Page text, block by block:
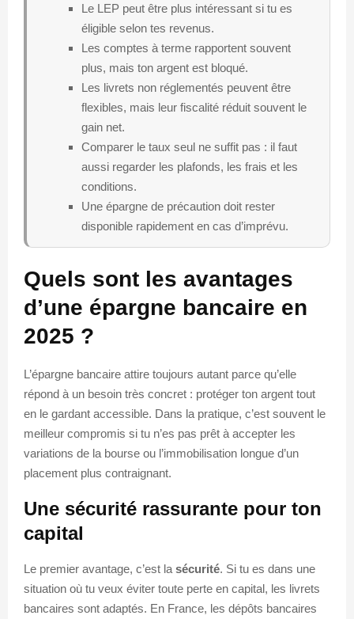
Le LEP peut être plus intéressant si tu es
éligible selon tes revenus.
Les comptes à terme rapportent souvent
plus, mais ton argent est bloqué.
Les livrets non réglementés peuvent être
flexibles, mais leur fiscalité réduit souvent le
gain net.
Comparer le taux seul ne suffit pas : il faut
aussi regarder les plafonds, les frais et les
conditions.
Une épargne de précaution doit rester
disponible rapidement en cas d’imprévu.
Quels sont les avantages
d’une épargne bancaire en
2025 ?
L’épargne bancaire attire toujours autant parce qu’elle
répond à un besoin très concret : protéger ton argent tout
en le gardant accessible. Dans la pratique, c’est souvent le
meilleur compromis si tu n’es pas prêt à accepter les
variations de la bourse ou l’immobilisation longue d’un
placement plus contraignant.
Une sécurité rassurante pour ton
capital
Le premier avantage, c’est la sécurité. Si tu es dans une
situation où tu veux éviter toute perte en capital, les livrets
bancaires sont adaptés. En France, les dépôts bancaires